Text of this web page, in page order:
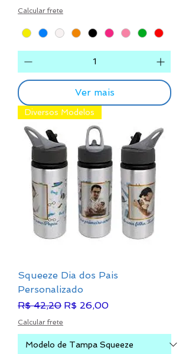
Calcular frete
Ver mais
Diversos Modelos
Squeeze Dia dos Pais
Personalizado
Preço normal
R$ 42,20 Preço promocional
R$ 26,00
Calcular frete